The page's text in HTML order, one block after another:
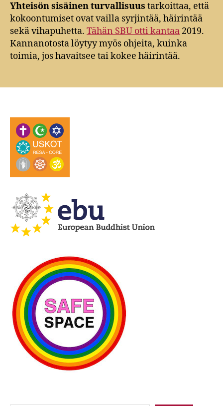
Yhteisönsisäinen turvallisuus tarkoittaa, että
kokoontumiset ovat vailla syrjintää, häirintää
sekä vihapuhetta. Tähän SBU otti kantaa 2019.
Kannanotosta löytyy myös ohjeita, kuinka
toimia, jos havaitsee tai kokee häirintää.